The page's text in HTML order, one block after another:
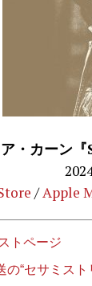
ア・カーン
/Apple
トページ
の“セサミス